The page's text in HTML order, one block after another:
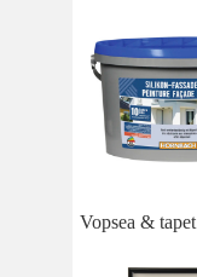
Vopsea & tapet